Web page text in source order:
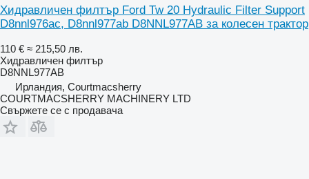
Хидравличен филтър Ford Tw 20 Hydraulic Filter Support
D8nnl976ac, D8nnl977ab D8NNL977AB за колесен трактор
110 € ≈ 215,50 лв.
Хидравличен филтър
D8NNL977AB
Ирландия, Courtmacsherry
COURTMACSHERRY MACHINERY LTD
Свържете се с продавача